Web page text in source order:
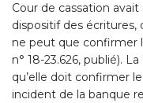
Cour de cassation avait
dispositif des écritures,
ne peut que confirmer
n° 18-23.626, publié).
qu’elle doit confirmer
incident de la banque